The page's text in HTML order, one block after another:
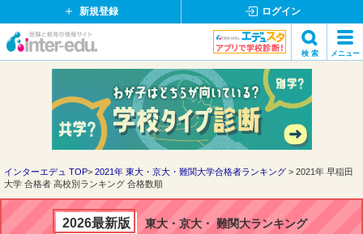
新規登録 ログイン
イ
ド
ッ
ト
検 索 メニュー
検索
インターエデュ TOP 2021年 東大・京大・難関大学合格者ランキング
2021年 早稲田
大学 合格者 高校別ランキング 合格数順
2026最新版 東大・京大・ 難関大ランキング